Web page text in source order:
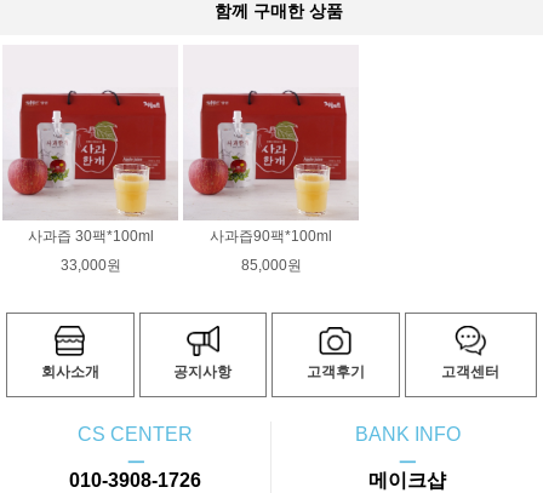
함께 구매한 상품
사과즙 30팩*100ml
33,000원
사과즙90팩*100ml
85,000원
회사소개 공지사항 고객후기 고객센터
CS CENTER
ㅡ
010-3908-1726
BANK INFO
ㅡ
메이크샵